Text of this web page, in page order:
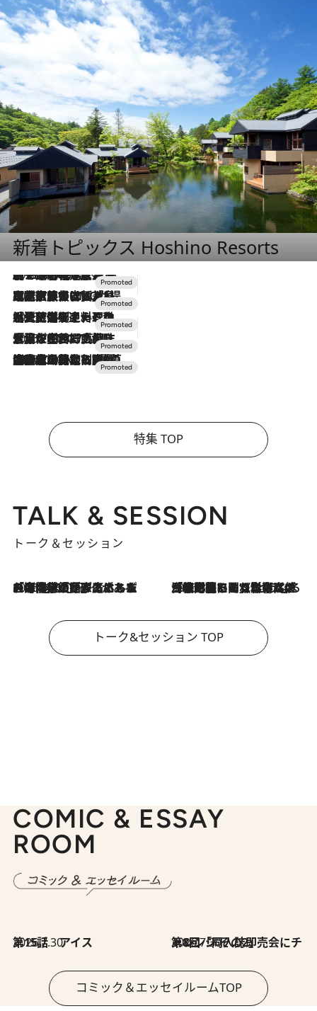
新着トピックス Hoshino Resorts
2026.8.7
【トンボの足水浴】ヒノキの香りに包まれて涼感マックス！約13℃の湧水かけ流しを避暑地「星野温泉 トンボの湯」で体験
2026.7.31
【ホテル帰省】という選択肢をOMOが提案。家族とほどよい距離を保つには「昼は実家、夜は気兼ねなくホテルで！」
2026.7.24
【夏限定ディナーコース】旬を迎える稚鮎や花ズッキーニなどをイタリア・トスカーナの郷土料理の手法で満喫！
2026.7.17
「土佐和ハーブかき氷」がOMO7高知に登場！生姜、山椒、大葉など目にも舌にも涼を呼ぶ郷土の味
2026.7.10
NEW OPEN！【界 草津】名湯の地に誕生。趣の異なる2種の温泉と上州ならではの会席・蕎麦割烹など美食を味わう究極の癒やし旅
特集 TOP
TALK & SESSION
トーク＆セッション
2026.8.3
「今後値上げがあるとすれば…」「リスクがあるのは今年の冬」エネルギー専門家が語る、ホルムズ海峡封鎖が家庭にもたらす“ある心配” 2026.8.3
「住宅建てられない…」「サーチャージ料の高値が続いている」ホルムズ海峡封鎖による影響はいつまで続く？《エネルギー専門家に聞く“どうなる日本の暮らし”》
トーク&セッション TOP
COMIC & ESSAY
ROOM
2026.7.30
第15話 アイス 2026.7.30
第8回「同人誌即売会にチャレンジ その2」
コミック＆エッセイルームTOP